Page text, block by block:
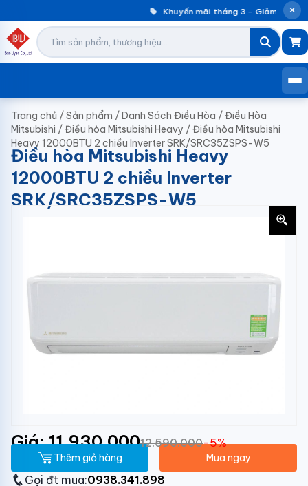
Khuyến mãi tháng 3 – Giảm đến
Trang chủ /Sản phẩm /Danh Sách Điều Hòa /Điều Hòa
Mitsubishi /Điều hòa Mitsubishi Heavy /Điều hòa Mitsubishi
Heavy 12000BTU 2 chiều Inverter SRK/SRC35ZSPS-W5
Điều hòa Mitsubishi Heavy
12000BTU 2 chiều Inverter
SRK/SRC35ZSPS-W5
Giá: 11.930.00012.590.000-5%
Thêm giỏ hàng Mua ngay
Gọi đt mua:0938.341.898